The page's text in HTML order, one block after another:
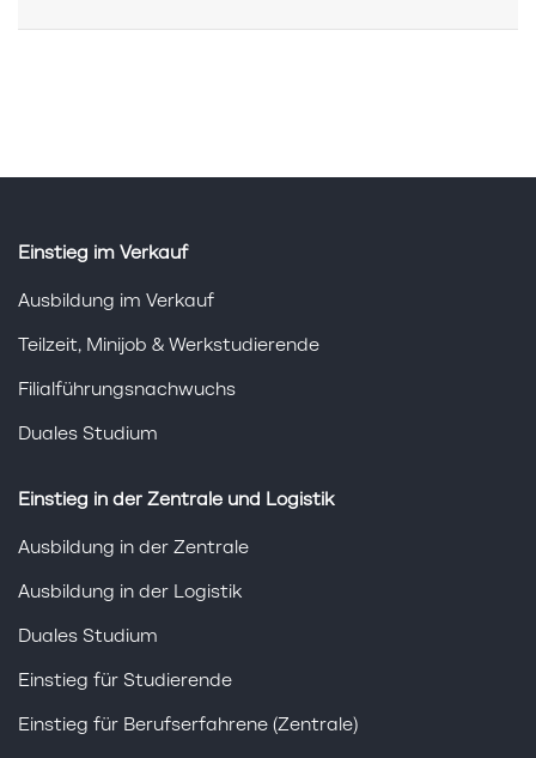
Einstieg im Verkauf
Ausbildung im Verkauf
Teilzeit, Minijob & Werkstudierende
Filialführungsnachwuchs
Duales Studium
Einstieg in der Zentrale und Logistik
Ausbildung in der Zentrale
Ausbildung in der Logistik
Duales Studium
Einstieg für Studierende
Einstieg für Berufserfahrene (Zentrale)